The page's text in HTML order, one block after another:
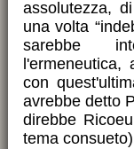
assolutezza,
una volta
sarebbe
l'ermeneutica,
con
avrebbe detto
direbbe
tema